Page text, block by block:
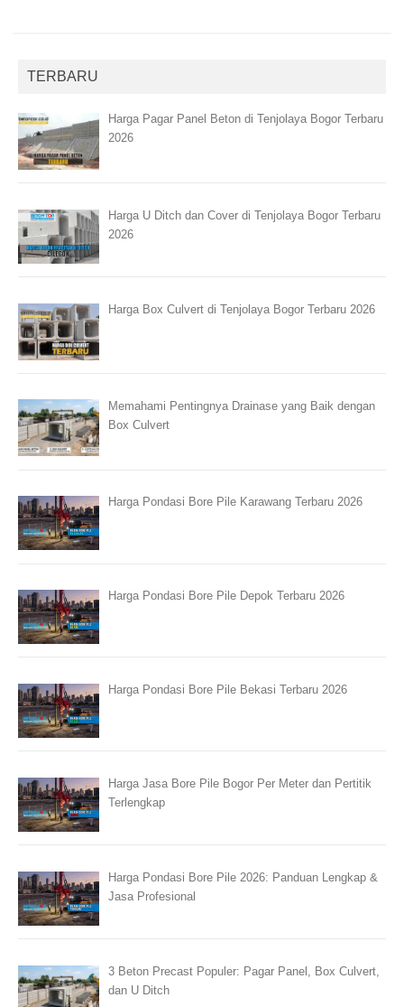
TERBARU
Harga Pagar Panel Beton di Tenjolaya Bogor Terbaru
2026
Harga U Ditch dan Cover di Tenjolaya Bogor Terbaru
2026
Harga Box Culvert di Tenjolaya Bogor Terbaru 2026
Memahami Pentingnya Drainase yang Baik dengan
Box Culvert
Harga Pondasi Bore Pile Karawang Terbaru 2026
Harga Pondasi Bore Pile Depok Terbaru 2026
Harga Pondasi Bore Pile Bekasi Terbaru 2026
Harga Jasa Bore Pile Bogor Per Meter dan Pertitik
Terlengkap
Harga Pondasi Bore Pile 2026: Panduan Lengkap &
Jasa Profesional
3 Beton Precast Populer: Pagar Panel, Box Culvert,
dan U Ditch